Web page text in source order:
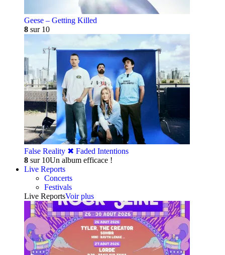
Geese – Getting Killed
8 sur 10
False Reality ✖︎ Faded Intentions
8 sur 10Un album efficace !
Live Reports
Concerts
Festivals
Live ReportsVoir plus